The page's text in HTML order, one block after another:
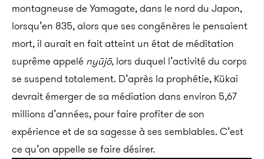
montagneuse de Yamagate, dans le nord du Japon,
lorsqu’en 835, alors que ses congénères le pensaient
mort, il aurait en fait atteint un état de méditation
suprême appelé nyūjō, lors duquel l’activité du corps
se suspend totalement. D’après la prophétie, Kūkai
devrait émerger de sa médiation dans environ 5,67
millions d’années, pour faire profiter de son
expérience et de sa sagesse à ses semblables. C’est
ce qu’on appelle se faire désirer.